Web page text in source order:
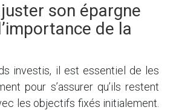
son épargne
de la
investis, il est essentiel de les
pour s’assurer qu’ils restent
les objectifs fixés initialement.